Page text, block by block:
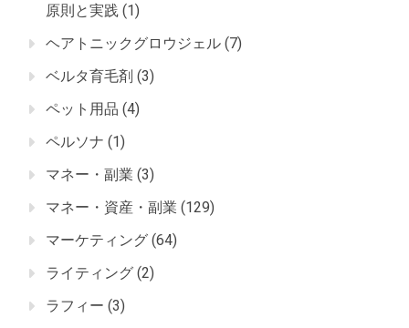
原則と実践 (1)
ヘアトニックグロウジェル (7)
ベルタ育毛剤 (3)
ペット用品 (4)
ペルソナ (1)
マネー・副業 (3)
マネー・資産・副業 (129)
マーケティング (64)
ライティング (2)
ラフィー (3)